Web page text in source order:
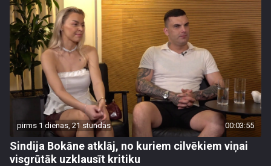
pirms 1 dienas, 21 stundas 00:03:55
Sindija Bokāne atklāj, no kuriem cilvēkiem viņai
visgrūtāk uzklausīt kritiku